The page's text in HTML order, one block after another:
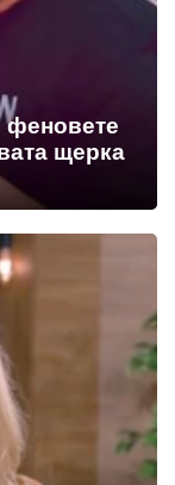
феновете
щерка